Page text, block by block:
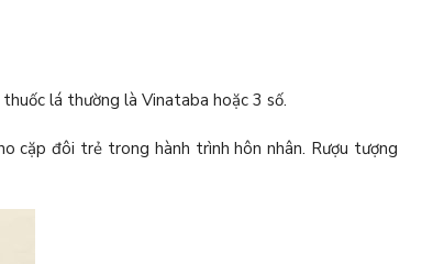
lá thường là Vinataba hoặc 3 số.
cặp đôi trẻ trong hành trình hôn nhân. Rượu tượng